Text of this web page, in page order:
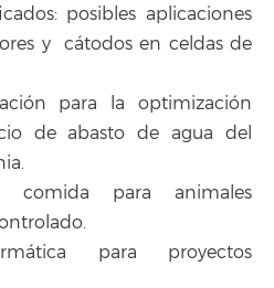
posibles aplicaciones
y cátodos en celdas de
para la optimización
de abasto de agua del
comida para animales
para proyectos